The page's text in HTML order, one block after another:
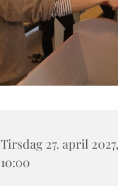
Tirsdag 27. april
10:00